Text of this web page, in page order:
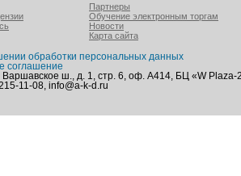
Партнеры
Обучение электронным торгам
Новости
Карта сайта
обработки персональных данных
соглашение
Варшавское ш., д. 1, стр. 6, оф. А414, БЦ «W Plaza-
11-08, info@a-k-d.ru